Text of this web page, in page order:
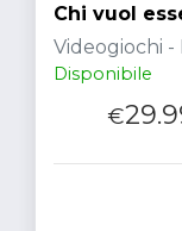
Chi vuol
Videogiochi
Disponibile
€